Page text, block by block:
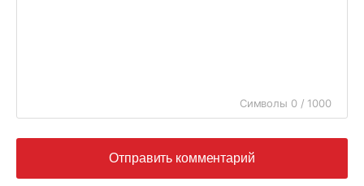
Символы 0 / 1000
Отправить комментарий